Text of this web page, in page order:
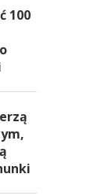
100